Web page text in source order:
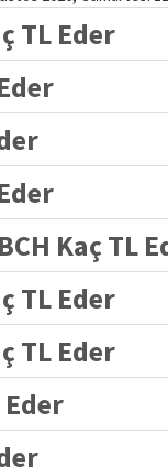
TL Eder
Kaç TL
TL Eder
TL Eder
Eder